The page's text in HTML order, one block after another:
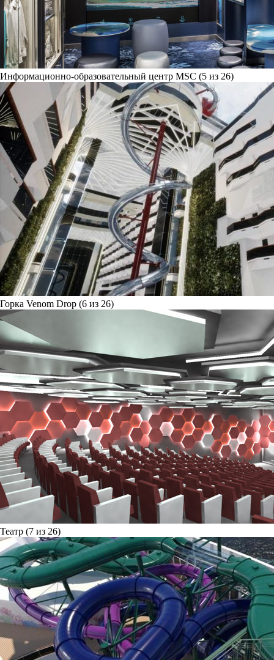
Информационно-образовательный центр MSC (5 из 26)
Горка Venom Drop (6 из 26)
Театр (7 из 26)